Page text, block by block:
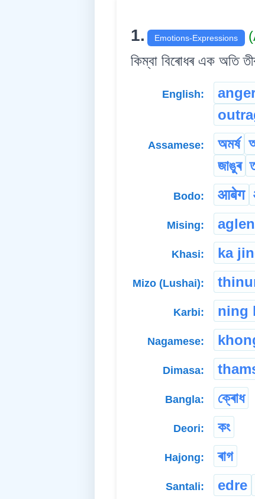
1. Emotions-Expressions
কিম্বা বিৰোধৰ এক অতি
English:
Assamese: অমৰ্ষ
জাঙুৰ
Bodo: आबेग
Mising:
Khasi: ka
Mizo (Lushai):
Karbi: ning
Nagamese:
Dimasa:
Bangla: ক্ৰোধ
Deori: কং
Hajong: ৰাগ
Santali: edre